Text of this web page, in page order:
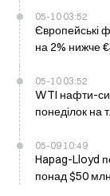
05-10 03:52
Європейські
на 2% нижче
05-10 03:52
WTI нафти-
понеділок на
05-09 10:49
Hapag-Lloyd
понад $50